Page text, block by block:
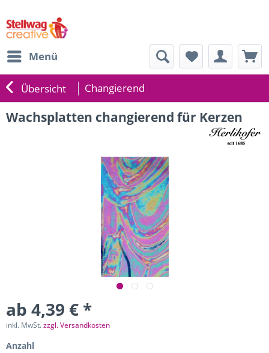
Menü
Übersicht Changierend
Wachsplatten changierend für Kerzen
ab 4,39 € *
inkl. MwSt.zzgl. Versandkosten
Anzahl